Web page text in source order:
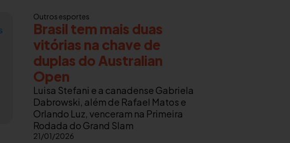
Outros esportes
Brasil tem mais duas
vitórias na chave de
duplas do Australian
Open
Luisa Stefani e a canadense Gabriela
Dabrowski, além de Rafael Matos e
Orlando Luz, venceram na Primeira
Rodada do Grand Slam
21/01/2026